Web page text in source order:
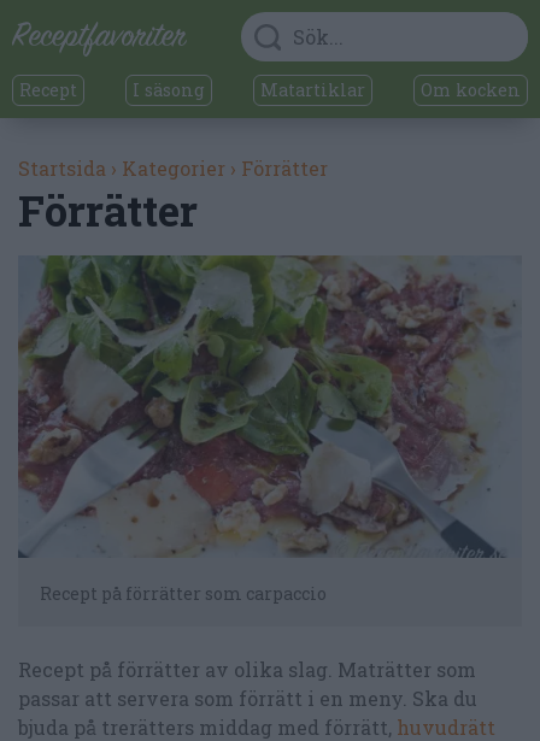
Recept I säsong Matartiklar Om kocken
Startsida › Kategorier › Förrätter
Förrätter
Recept på förrätter som carpaccio
Recept på förrätter av olika slag. Maträtter som
passar att servera som förrätt i en meny. Ska du
bjuda på trerätters middag med förrätt, huvudrätt